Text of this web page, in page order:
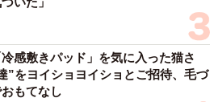
した。ついでに水源も探した
）を越えて、島田市役所の方向に
しかし、途中で暗渠となってお
かりませんでした。この橋が架
感敷きパッド」を気に入った猫さ
”をヨイショヨイショとご招待、毛づ
もてなし